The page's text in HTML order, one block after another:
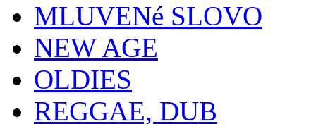
MLUVENé SLOVO
NEW AGE
OLDIES
REGGAE, DUB